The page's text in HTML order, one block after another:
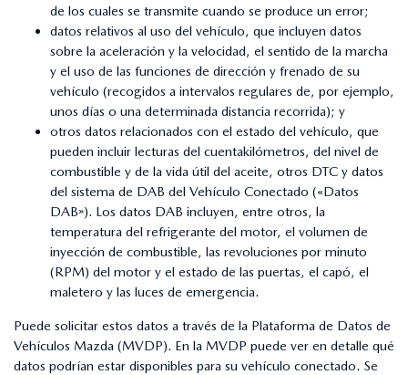
de los cuales se transmite cuando se produce un error;
datos relativos al uso del vehículo, que incluyen datos
sobre la aceleración y la velocidad, el sentido de la marcha
y el uso de las funciones de dirección y frenado de su
vehículo (recogidos a intervalos regulares de, por ejemplo,
unos días o una determinada distancia recorrida); y
otros datos relacionados con el estado del vehículo, que
pueden incluir lecturas del cuentakilómetros, del nivel de
combustible y de la vida útil del aceite, otros DTC y datos
del sistema de DAB del Vehículo Conectado («Datos
DAB»). Los datos DAB incluyen, entre otros, la
temperatura del refrigerante del motor, el volumen de
inyección de combustible, las revoluciones por minuto
(RPM) del motor y el estado de las puertas, el capó, el
maletero y las luces de emergencia.
Puede solicitar estos datos a través de la Plataforma de Datos de
Vehículos Mazda (MVDP). En la MVDP puede ver en detalle qué
datos podrían estar disponibles para su vehículo conectado. Se